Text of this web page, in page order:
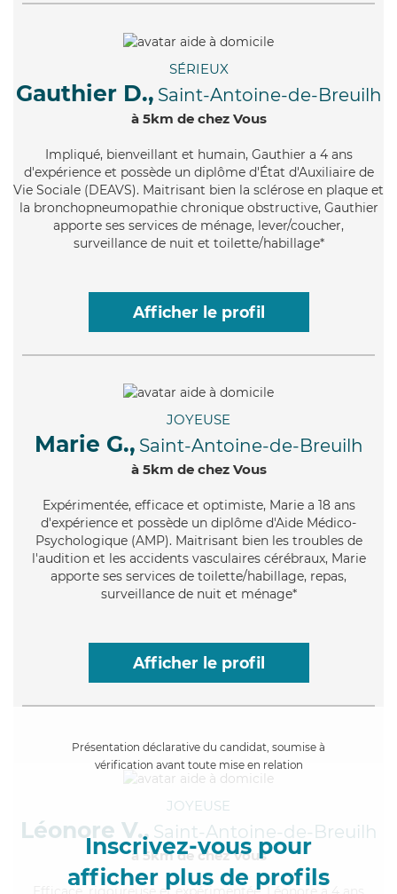
SÉRIEUX
Gauthier D., Saint-Antoine-de-Breuilh
à 5km de chez Vous
Impliqué, bienveillant et humain, Gauthier a 4 ans
d'expérience et possède un diplôme d'État d'Auxiliaire de
Vie Sociale (DEAVS). Maitrisant bien la sclérose en plaque et
la bronchopneumopathie chronique obstructive, Gauthier
apporte ses services de ménage, lever/coucher,
surveillance de nuit et toilette/habillage*
Afficher le profil
JOYEUSE
Marie G., Saint-Antoine-de-Breuilh
à 5km de chez Vous
Expérimentée, efficace et optimiste, Marie a 18 ans
d'expérience et possède un diplôme d'Aide Médico-
Psychologique (AMP). Maitrisant bien les troubles de
l'audition et les accidents vasculaires cérébraux, Marie
apporte ses services de toilette/habillage, repas,
surveillance de nuit et ménage*
Afficher le profil
Présentation déclarative du candidat, soumise à
vérification avant toute mise en relation
Inscrivez-vous pour
afficher plus de profils
JOYEUSE
Léonore V., Saint-Antoine-de-Breuilh
à 5km de chez Vous